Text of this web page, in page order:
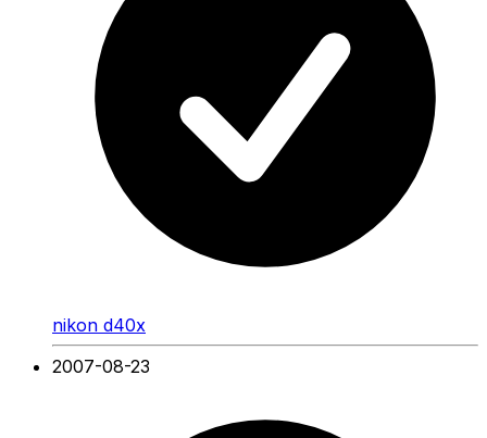
nikon d40x
2007-08-23